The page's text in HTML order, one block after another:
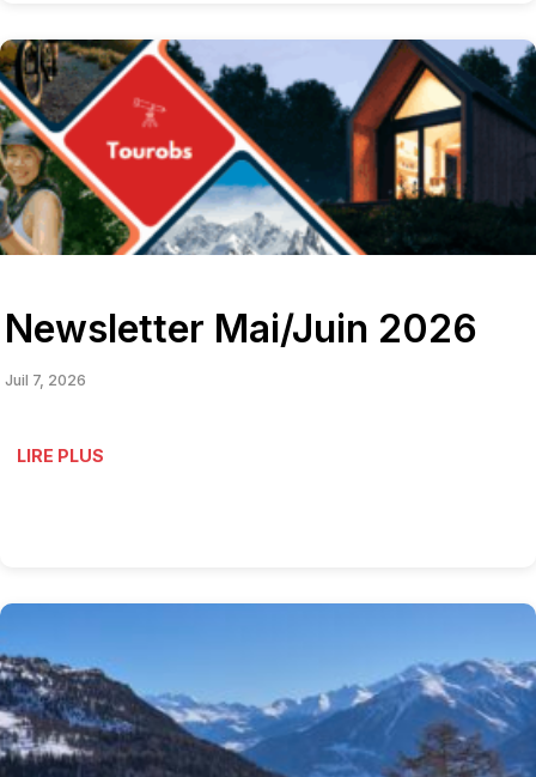
Newsletter Mai/Juin 2026
Juil 7, 2026
LIRE PLUS